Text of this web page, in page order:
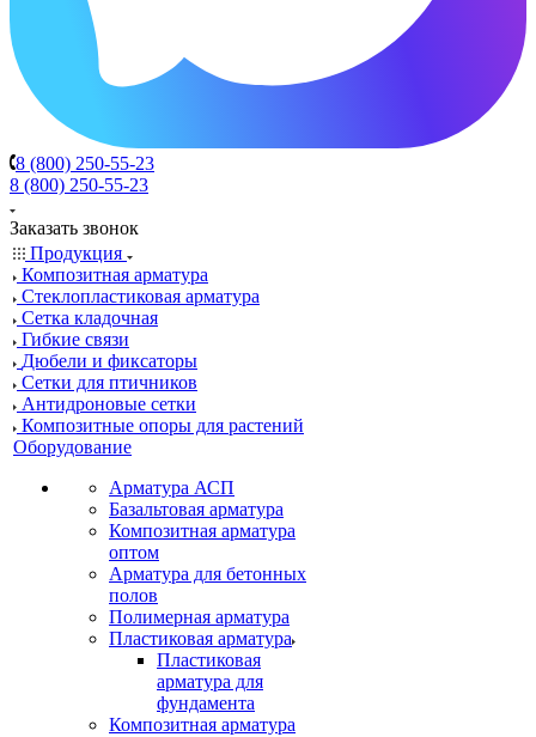
8 (800) 250-55-23
8 (800) 250-55-23
Заказать звонок
Продукция
Композитная арматура
Cтеклопластиковая арматура
Сетка кладочная
Гибкие связи
Дюбели и фиксаторы
Сетки для птичников
Антидроновые сетки
Композитные опоры для растений
Оборудование
Арматура АСП
Базальтовая арматура
Композитная арматура
оптом
Арматура для бетонных
полов
Полимерная арматура
Пластиковая арматура
Пластиковая
арматура для
фундамента
Композитная арматура